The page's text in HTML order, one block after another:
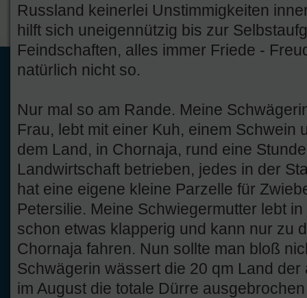
Russland keinerlei Unstimmigkeiten
hilft sich uneigennützig bis zur
Feindschaften, alles immer Friede -
natürlich nicht so.
Nur mal so am Rande. Meine
Frau, lebt mit einer Kuh, einem Schwein
dem Land, in Chornaja, rund eine
Landwirtschaft betrieben, jedes in der
hat eine eigene kleine Parzelle für
Petersilie. Meine Schwiegermutter lebt
schon etwas klapperig und kann nur zu
Chornaja fahren. Nun sollte man bloß
Schwägerin wässert die 20 qm Land
im August die totale Dürre